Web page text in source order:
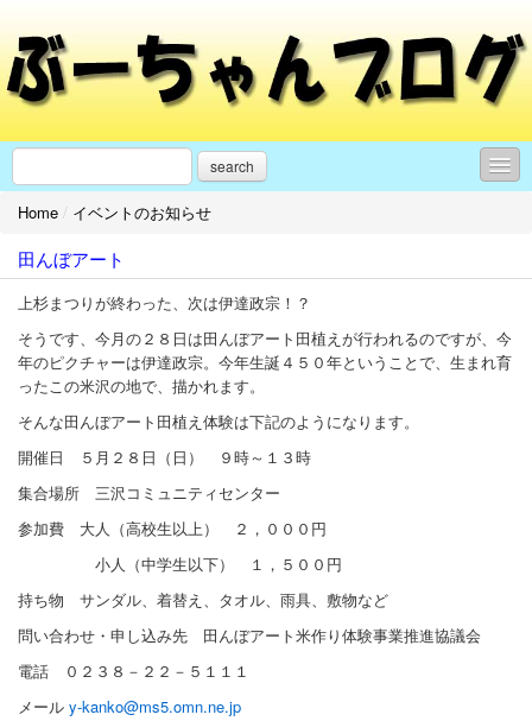
search
日々の活動・思うこと
モンテディオ山形
イベントのお知らせ
サッカー
プロフィール
お問合せ
Home / イベントのお知らせ
田んぼアート
上杉まつりが終わった、次は伊達政宗！？
そうです、今月の２８日は田んぼアート田植えが行われるのですが、今
年のピクチャーは伊達政宗。今年生誕４５０年ということで、生まれ育
ったこの米沢の地で、描かれます。
そんな田んぼアート田植え体験は下記のようになります。
開催日 ５月２８日（日） ９時～１３時
集合場所 三沢コミュニティセンター
参加費 大人（高校生以上） ２，０００円
小人（中学生以下） １，５００円
持ち物 サンダル、着替え、タオル、雨具、敷物など
問い合わせ・申し込み先 田んぼアート米作り体験事業推進協議会
電話 ０２３８－２２－５１１１
メール y-kanko@ms5.omn.ne.jp